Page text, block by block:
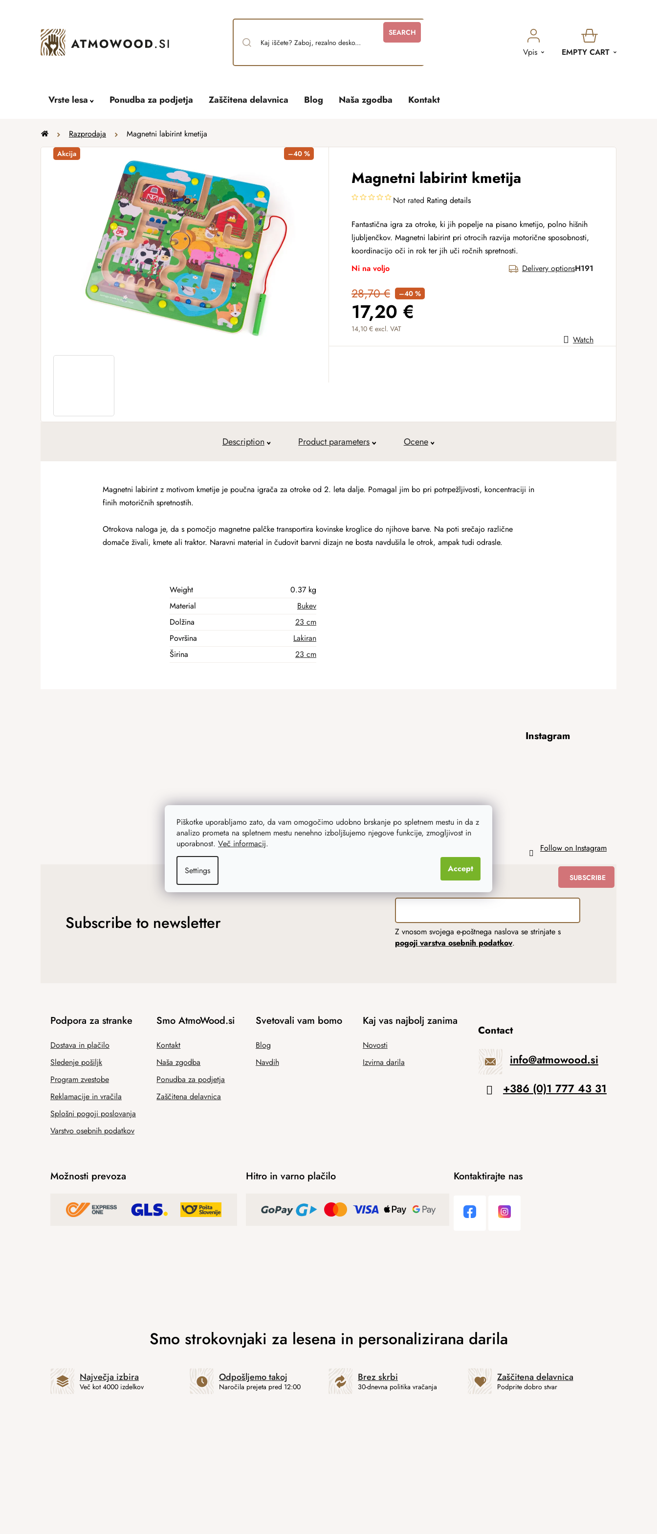
Piškotke uporabljamo zato, da vam omogočimo udobno brskanje po spletnem mestu in da z
analizo prometa na spletnem mestu nenehno izboljšujemo njegove funkcije, zmogljivost in
uporabnost. Več informacij.
Settings Accept
SEARCH
Vpis
SHOPPING
EMPTY CART
Vrste lesa Ponudba za podjetja Zaščitena delavnica Blog Naša zgodba Kontakt
Home Razprodaja Magnetni labirint kmetija
Magnetni labirint kmetija
Not rated Rating details
Fantastična igra za otroke, ki jih popelje na pisano kmetijo, polno hišnih
ljubljenčkov. Magnetni labirint pri otrocih razvija motorične sposobnosti,
koordinacijo oči in rok ter jih uči ročnih spretnosti.
Ni na voljo
Delivery optionsH191
28,70 € –40 %
17,20 €
14,10 € excl. VAT
Measure price: Watch
Akcija –40 %
Description Product parameters Ocene
Magnetni labirint z motivom kmetije je poučna igrača za otroke od 2. leta dalje. Pomagal jim bo pri potrpežljivosti, koncentraciji in
finih motoričnih spretnostih.
Otrokova naloga je, da s pomočjo magnetne palčke transportira kovinske kroglice do njihove barve. Na poti srečajo različne
domače živali, kmete ali traktor. Naravni material in čudovit barvni dizajn ne bosta navdušila le otrok, ampak tudi odrasle.
Weight
0.37 kg
Material
Bukev
Dolžina
23 cm
Površina
Lakiran
Širina
23 cm
Instagram
Follow on Instagram
Subscribe to newsletter
Z vnosom svojega e-poštnega naslova se strinjate s
pogoji varstva osebnih podatkov.
SUBSCRIBE
Podpora za stranke
Dostava in plačilo
Sledenje pošiljk
Program zvestobe
Reklamacije in vračila
Splošni pogoji poslovanja
Varstvo osebnih podatkov
Smo AtmoWood.si
Kontakt
Naša zgodba
Ponudba za podjetja
Zaščitena delavnica
Svetovali vam bomo
Blog
Navdih
Kaj vas najbolj zanima
Novosti
Izvirna darila
Contact
info@atmowood.si
+386 (0)1 777 43 31
Možnosti prevoza Hitro in varno plačilo Kontaktirajte nas
Največja izbira
Več kot 4000 izdelkov
Odpošljemo takoj
Naročila prejeta pred 12:00
Brez skrbi
30-dnevna politika vračanja
Zaščitena delavnica
Podprite dobro stvar